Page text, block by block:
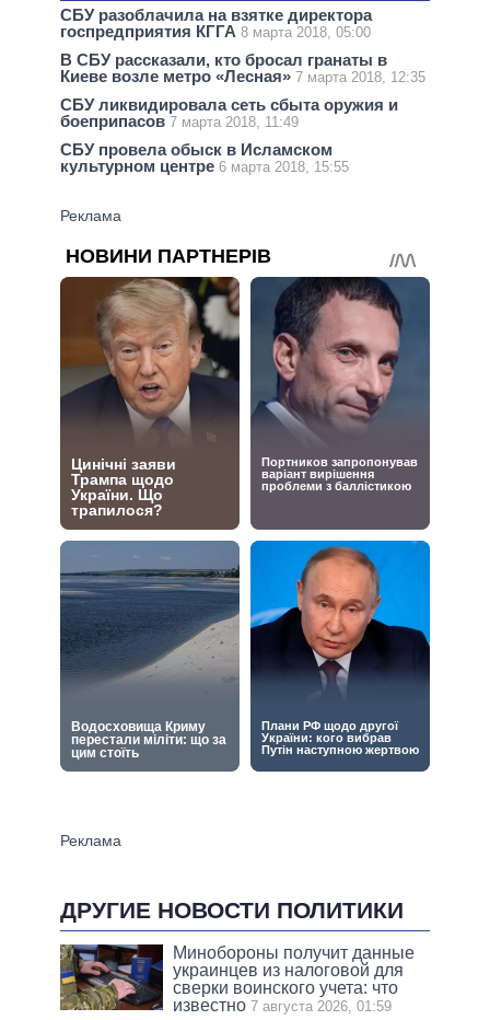
СБУ разоблачила на взятке директора
госпредприятия КГГА 8 марта 2018, 05:00
В СБУ рассказали, кто бросал гранаты в
Киеве возле метро «Лесная» 7 марта 2018, 12:35
СБУ ликвидировала сеть сбыта оружия и
боеприпасов 7 марта 2018, 11:49
СБУ провела обыск в Исламском
культурном центре 6 марта 2018, 15:55
ДРУГИЕ НОВОСТИ ПОЛИТИКИ
Минобороны получит данные
украинцев из налоговой для
сверки воинского учета: что
известно 7 августа 2026, 01:59